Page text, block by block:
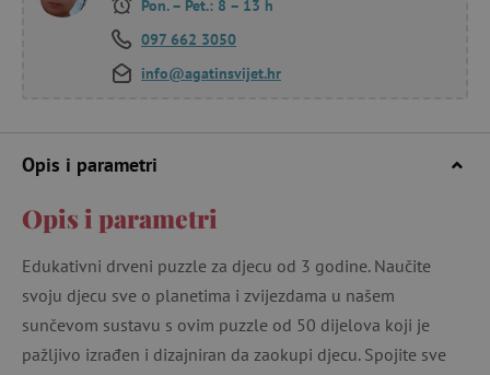
Pon. – Pet.: 8 – 13 h
097 662 3050
info@agatinsvijet.hr
Opis i parametri
Opis i parametri
Edukativni drveni puzzle za djecu od 3 godine. Naučite
svoju djecu sve o planetima i zvijezdama u našem
sunčevom sustavu s ovim puzzle od 50 dijelova koji je
pažljivo izrađen i dizajniran da zaokupi djecu. Spojite sve